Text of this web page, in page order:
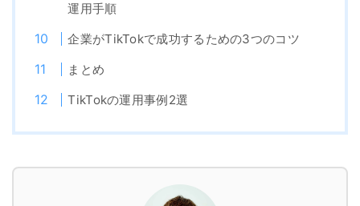
運用手順
企業がTikTokで成功するための3つのコツ
まとめ
TikTokの運用事例2選